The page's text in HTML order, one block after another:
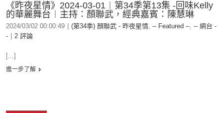
《昨夜星情》2024-03-01︱第34季第13集 -回味Kelly
的華麗舞台︱主持：顏聯武，經典嘉賓：陳慧琳
2024/03/02 00:00:49 (第34季) 顏聯武 - 昨夜星情, -- Featured --, -- 網台 -
-
2 評論
[...]
進一步了解